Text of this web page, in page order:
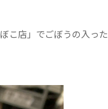
こ店」でごぼうの入った